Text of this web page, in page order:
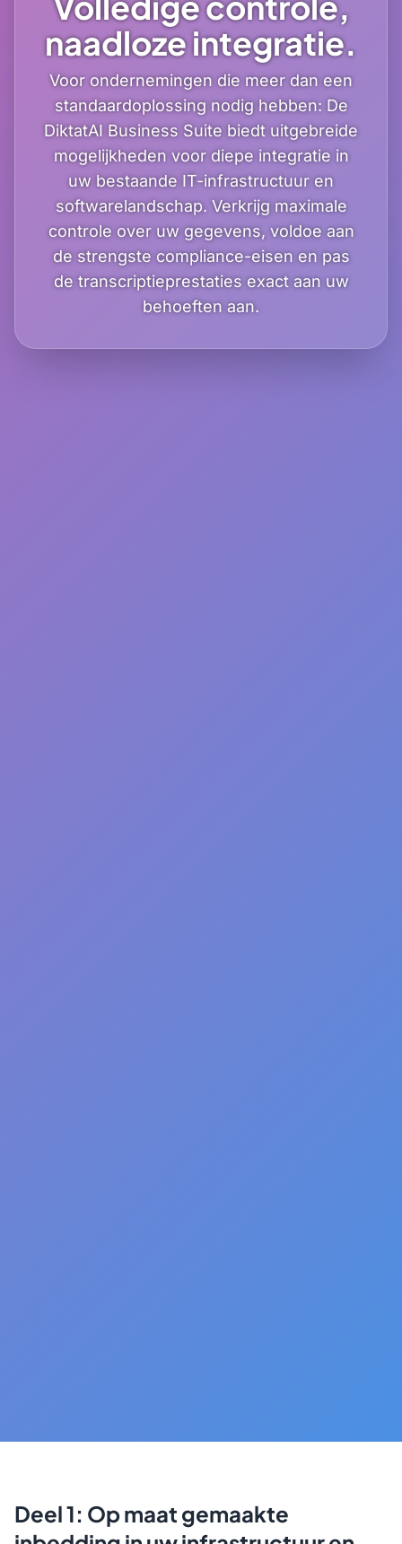
naadloze integratie.
Voor ondernemingen die meer dan een
standaardoplossing nodig hebben: De
DiktatAI Business Suite biedt uitgebreide
mogelijkheden voor diepe integratie in
uw bestaande IT-infrastructuur en
softwarelandschap. Verkrijg maximale
controle over uw gegevens, voldoe aan
de strengste compliance-eisen en pas
de transcriptieprestaties exact aan uw
behoeften aan.
Deel 1: Op maat gemaakte